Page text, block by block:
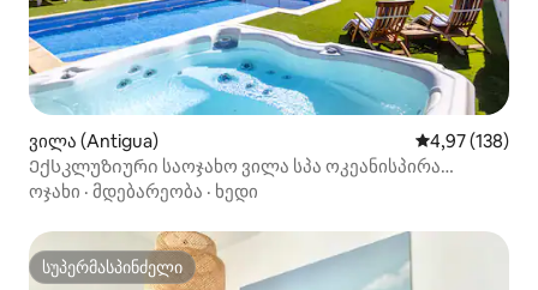
ვილა (Antigua) საშუალო
4,97 (138)
Ექსკლუზიური საოჯახო ვილა სპა ოკეანისპირა
გათბობით აუზი
ოჯახი · მდებარეობა · ხედი
სუპერმასპინძელი
სუპერმასპინძელი